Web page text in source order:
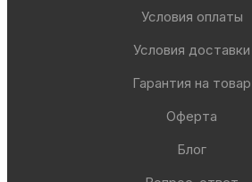
Условия оплаты
Условия доставки
Гарантия на товар
Оферта
Блог